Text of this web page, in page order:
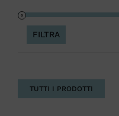
FILTRA
TUTTI I PRODOTTI